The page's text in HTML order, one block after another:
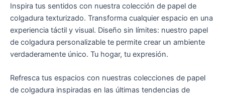
Inspira tus sentidos con nuestra colección de papel de
colgadura texturizado. Transforma cualquier espacio en una
experiencia táctil y visual. Diseño sin límites: nuestro papel
de colgadura personalizable te permite crear un ambiente
verdaderamente único. Tu hogar, tu expresión.
Refresca tus espacios con nuestras colecciones de papel
de colgadura inspiradas en las últimas tendencias de